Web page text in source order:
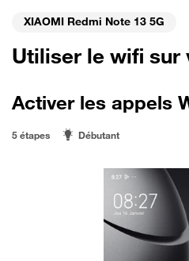
XIAOMI Redmi Note 13 5G
Utiliser le wifi sur
Activer les appels
5 étapes Débutant